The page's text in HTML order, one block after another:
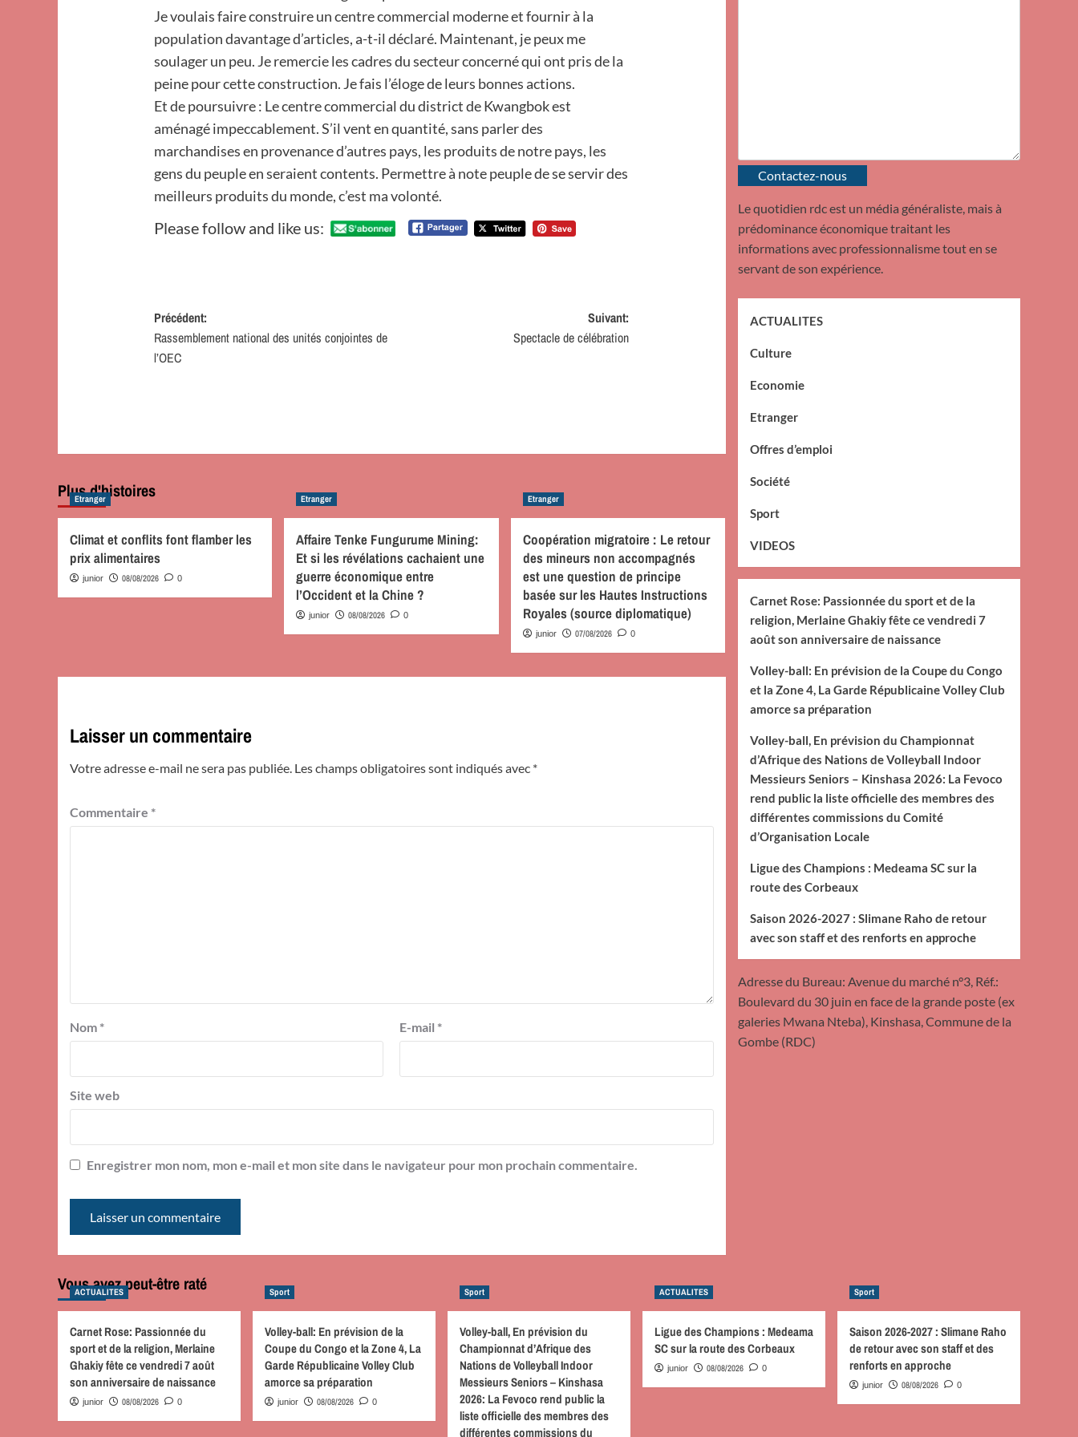
Je voulais faire construire un centre commercial moderne et fournir à la
population davantage d’articles, a-t-il déclaré. Maintenant, je peux me
soulager un peu. Je remercie les cadres du secteur concerné qui ont pris de la
peine pour cette construction. Je fais l’éloge de leurs bonnes actions.
Et de poursuivre : Le centre commercial du district de Kwangbok est
aménagé impeccablement. S’il vent en quantité, sans parler des
marchandises en provenance d’autres pays, les produits de notre pays, les
gens du peuple en seraient contents. Permettre à note peuple de se servir des
meilleurs produits du monde, c’est ma volonté.
Please follow and like us:
Navigation
d’article
Précédent:
Rassemblement national des unités conjointes de
l’OEC
Suivant:
Spectacle de célébration
Plus d'histoires
Etranger
Climat et conflits font flamber les
prix alimentaires
junior 08/08/2026 0
Etranger
Affaire Tenke Fungurume Mining:
Et si les révélations cachaient une
guerre économique entre
l’Occident et la Chine ?
junior 08/08/2026 0
Etranger
Coopération migratoire : Le retour
des mineurs non accompagnés
est une question de principe
basée sur les Hautes Instructions
Royales (source diplomatique)
junior 07/08/2026 0
Laisser un commentaire
Votre adresse e-mail ne sera pas publiée. Les champs obligatoires sont indiqués avec *
Commentaire *
Nom * E-mail *
Site web
Enregistrer mon nom, mon e-mail et mon site dans le navigateur pour mon prochain commentaire.
Contactez-nous
Le quotidien rdc est un média généraliste, mais à
prédominance économique traitant les
informations avec professionnalisme tout en se
servant de son expérience.
ACTUALITES
Culture
Economie
Etranger
Offres d’emploi
Société
Sport
VIDEOS
Carnet Rose: Passionnée du sport et de la
religion, Merlaine Ghakiy fête ce vendredi 7
août son anniversaire de naissance
Volley-ball: En prévision de la Coupe du Congo
et la Zone 4, La Garde Républicaine Volley Club
amorce sa préparation
Volley-ball, En prévision du Championnat
d’Afrique des Nations de Volleyball Indoor
Messieurs Seniors – Kinshasa 2026: La Fevoco
rend public la liste officielle des membres des
différentes commissions du Comité
d’Organisation Locale
Ligue des Champions : Medeama SC sur la
route des Corbeaux
Saison 2026-2027 : Slimane Raho de retour
avec son staff et des renforts en approche
Adresse du Bureau: Avenue du marché n°3, Réf.:
Boulevard du 30 juin en face de la grande poste (ex
galeries Mwana Nteba), Kinshasa, Commune de la
Gombe (RDC)
Vous avez peut-être raté
ACTUALITES
Carnet Rose: Passionnée du
sport et de la religion, Merlaine
Ghakiy fête ce vendredi 7 août
son anniversaire de naissance
junior 08/08/2026 0
Sport
Volley-ball: En prévision de la
Coupe du Congo et la Zone 4, La
Garde Républicaine Volley Club
amorce sa préparation
junior 08/08/2026 0
Sport
Volley-ball, En prévision du
Championnat d’Afrique des
Nations de Volleyball Indoor
Messieurs Seniors – Kinshasa
2026: La Fevoco rend public la
liste officielle des membres des
différentes commissions du
ACTUALITES
Ligue des Champions : Medeama
SC sur la route des Corbeaux
junior 08/08/2026 0
Sport
Saison 2026-2027 : Slimane Raho
de retour avec son staff et des
renforts en approche
junior 08/08/2026 0